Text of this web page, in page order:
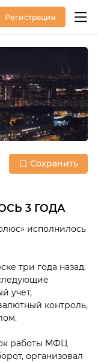
Регистрация
Сохранить
3 ГОДА
исполнилось
три года назад.
учет,
контроль,
работы МФЦ
организовал